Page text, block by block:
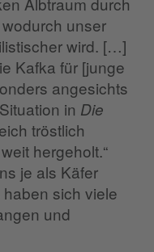
unser
wird. […]
Kafka für [junge
angesichts
in Die
tröstlich
hergeholt.“
je als Käfer
sich viele
und